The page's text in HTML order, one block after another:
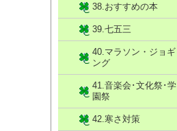
38.おすすめの本
39.七五三
40.マラソン・ジョギ
ング
41.音楽会･文化祭･学
園祭
42.寒さ対策